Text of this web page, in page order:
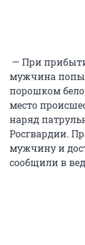
— При
мужчина
порошком
место
наряд
Росгвардии.
мужчину и
сообщили в